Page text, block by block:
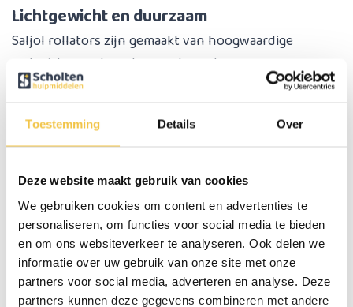
Toestemming Details Over
Deze website maakt gebruik van cookies
We gebruiken cookies om content en advertenties te
personaliseren, om functies voor social media te bieden
en om ons websiteverkeer te analyseren. Ook delen we
informatie over uw gebruik van onze site met onze
partners voor social media, adverteren en analyse. Deze
partners kunnen deze gegevens combineren met andere
Lichtgewicht en duurzaam
Saljol rollators zijn gemaakt van hoogwaardige
materialen zoals carbon, wat zorgt voor een
lichtgewicht en toch robuust ontwerp. Dit maakt
manoeuvreren en ideaal voor dagelijks gebruik.
Modern en stijlvol ontwerp
Saljol rollators combineren functionaliteit met een
elegant design. Ze zijn verkrijgbaar in verschillende
kleuren en stijlen, zoals *British Racing Green* en
*Midnight Blue*, waardoor ze niet alleen praktisch
maar ook aantrekkelijk zijn.